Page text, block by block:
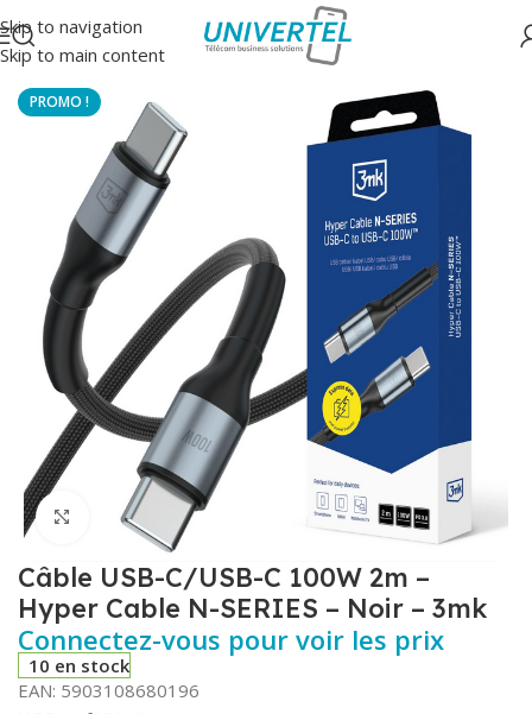
Skip to navigation
Skip to main content
Accueil/Accessoires
Click to enlarge
Câble USB-C/USB-C 100W 2m –
Hyper Cable N-SERIES – Noir – 3mk
Connectez-vous pour voir les prix
10 en stock
EAN: 5903108680196